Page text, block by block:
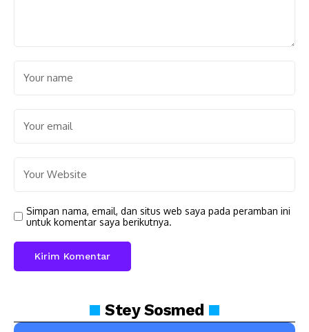
Simpan nama, email, dan situs web saya pada peramban ini
untuk komentar saya berikutnya.
SteySosmed